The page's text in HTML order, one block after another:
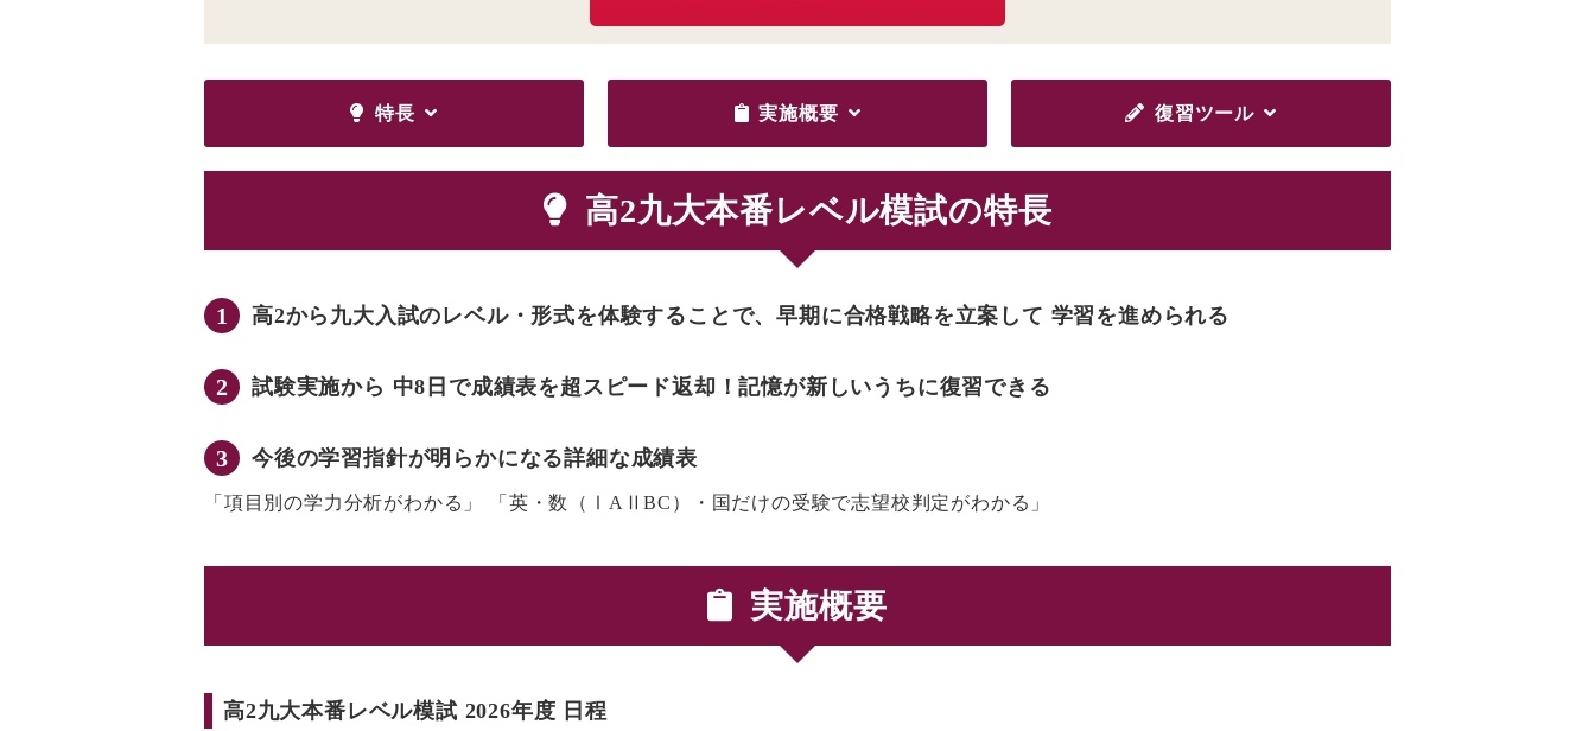
特長 実施概要 復習ツール
高2九大本番レベル模試の特長
1 高2から九大入試のレベル・形式を体験することで、早期に合格戦略を立案して 学習を進められる
2 試験実施から 中8日で成績表を超スピード返却！記憶が新しいうちに復習できる
3 今後の学習指針が明らかになる詳細な成績表
「項目別の学力分析がわかる」 「英・数（ⅠAⅡBC）・国だけの受験で志望校判定がわかる」
実施概要
高2九大本番レベル模試 2026年度 日程